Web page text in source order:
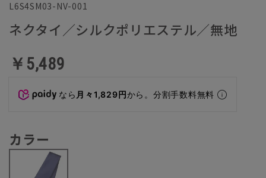
L6S4SM03-NV-001
ネクタイ／シルクポリエステル／無地
￥5,489
なら 月々1,829円から。分割手数料無料
カラー